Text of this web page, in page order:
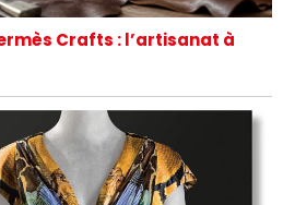
Crafts : l’artisanat à